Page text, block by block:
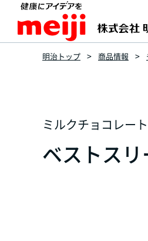
明治トップ 商品情報
ミルクチョコレート
ベストス